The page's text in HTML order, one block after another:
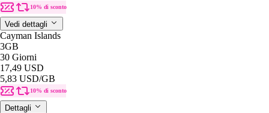
10% di sconto
Vedi dettagli
Cayman Islands
3GB
30 Giorni
17,49 USD
5,83 USD/GB
10% di sconto
Dettagli